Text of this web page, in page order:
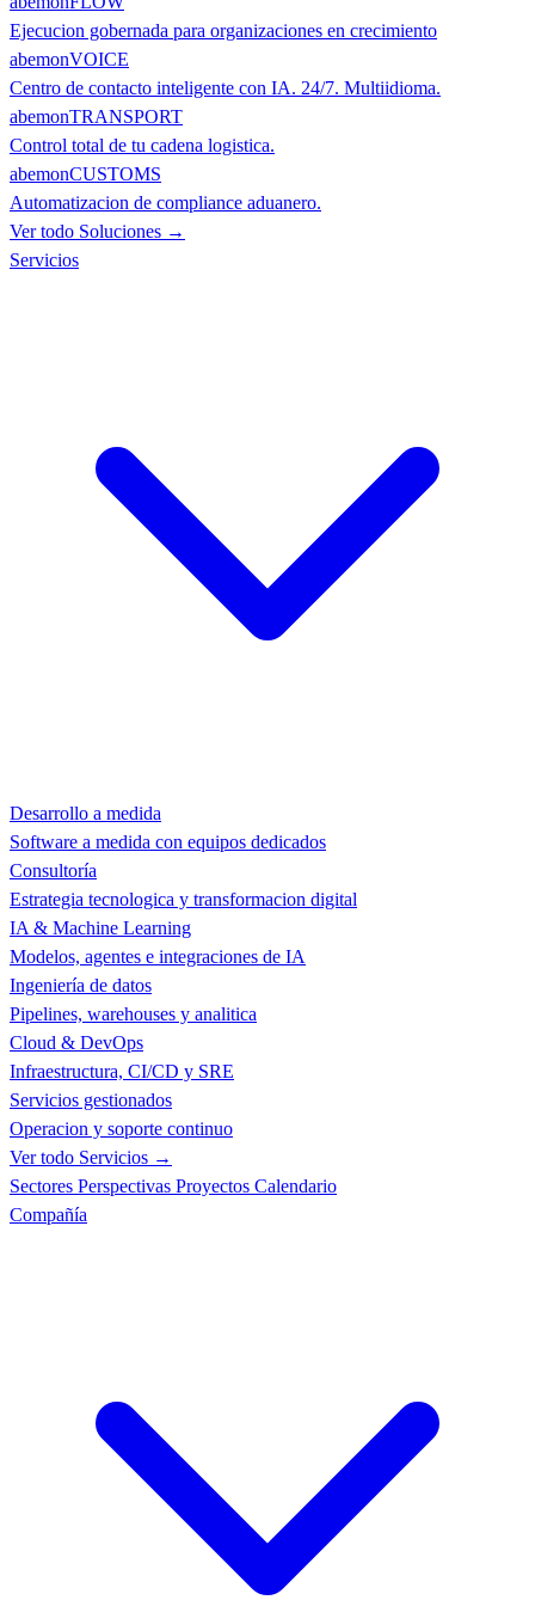
Ejecucion gobernada para organizaciones en crecimiento
abemonVOICE
Centro de contacto inteligente con IA. 24/7. Multiidioma.
abemonTRANSPORT
Control total de tu cadena logistica.
abemonCUSTOMS
Automatizacion de compliance aduanero.
Ver todo Soluciones →
Servicios
Desarrollo a medida
Software a medida con equipos dedicados
Consultoría
Estrategia tecnologica y transformacion digital
IA & Machine Learning
Modelos, agentes e integraciones de IA
Ingeniería de datos
Pipelines, warehouses y analitica
Cloud & DevOps
Infraestructura, CI/CD y SRE
Servicios gestionados
Operacion y soporte continuo
Ver todo Servicios →
Sectores Perspectivas Proyectos Calendario
Compañía